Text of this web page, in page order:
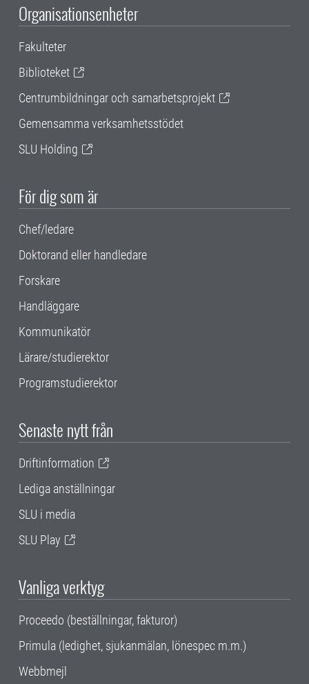
Organisationsenheter
Fakulteter
Biblioteket
Centrumbildningar och samarbetsprojekt
Gemensamma verksamhetsstödet
SLU Holding
För dig som är
Chef/ledare
Doktorand eller handledare
Forskare
Handläggare
Kommunikatör
Lärare/studierektor
Programstudierektor
Senaste nytt från
Driftinformation
Lediga anställningar
SLU i media
SLU Play
Vanliga verktyg
Proceedo (beställningar, fakturor)
Primula (ledighet, sjukanmälan, lönespec m.m.)
Webbmejl